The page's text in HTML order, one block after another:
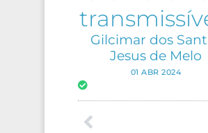
Gilcimar dos
Jesus de Melo
01 ABR 2024